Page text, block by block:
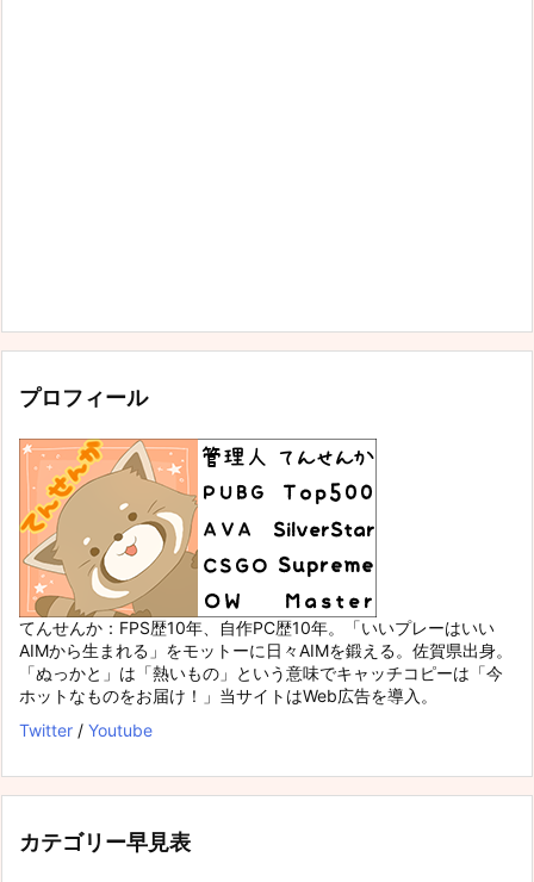
プロフィール
てんせんか：FPS歴10年、自作PC歴10年。「いいプレーはいい
AIMから生まれる」をモットーに日々AIMを鍛える。佐賀県出身。
「ぬっかと」は「熱いもの」という意味でキャッチコピーは「今
ホットなものをお届け！」当サイトはWeb広告を導入。
Twitter / Youtube
カテゴリー早見表